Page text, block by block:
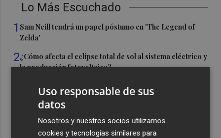
Lo Más Escuchado
1 Sam Neill tendrá un papel póstumo en 'The Legend of
Zelda'
2¿Cómo afecta el eclipse total de sol al sistema eléctrico y
la producción fotovoltaica?
18 medios aéreos se suman a los 150 terrestres que
trabajan en los incendios de Castellón
El suelo "extremadamente seco" favorece que los rayos
provoquen incendios
Uso responsable de sus
datos
Nosotros y nuestros socios utilizamos
cookies y tecnologías similares para